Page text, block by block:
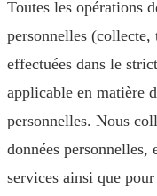
Toutes les opérations
personnelles
effectuées dans le
applicable en matière
personnelles. Nous
données personnelles,
services ainsi que